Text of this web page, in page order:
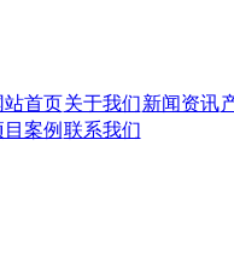
站首页关于我们新闻资讯
目案例 联系我们